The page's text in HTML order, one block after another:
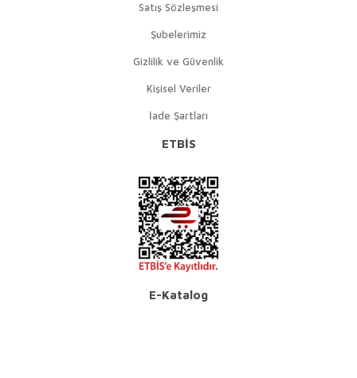
Satış Sözleşmesi
Şubelerimiz
Gizlilik ve Güvenlik
Kişisel Veriler
İade Şartları
ETBİS
E-Katalog